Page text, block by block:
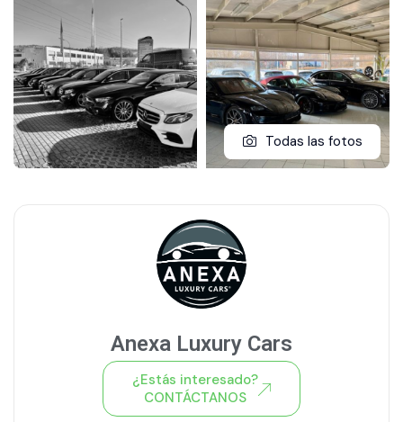
Todas las fotos
Anexa Luxury Cars
¿Estás interesado?
CONTÁCTANOS